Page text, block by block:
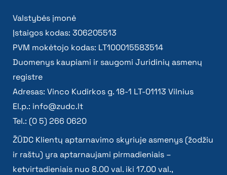
Valstybės įmonė
Įstaigos kodas: 306205513
PVM mokėtojo kodas: LT100015583514
Duomenys kaupiami ir saugomi Juridinių asmenų
registre
Adresas: Vinco Kudirkos g. 18-1 LT-01113 Vilnius
El.p.: info@zudc.lt
Tel.: (0 5) 266 0620
ŽŪDC Klientų aptarnavimo skyriuje asmenys (žodžiu
ir raštu) yra aptarnaujami pirmadieniais –
ketvirtadieniais nuo 8.00 val. iki 17.00 val.,